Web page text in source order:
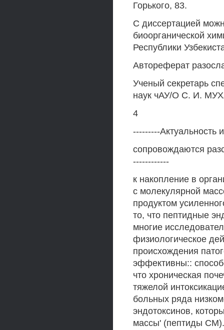
Горького, 83.
С диссертацией
биоорганической
Республики
Автореферат
Ученый секретарь
наук чАУ/О С. И.
4
---------Актуальность
сопровождаются
------------
к накопление в
с молекулярной
продуктом
то, что пептидные
многие
физиологическое
происхождения
эффективны::
что хроническая
тяжелой
больных ряда
эндотоксинов,
массы' (пептиды СМ).